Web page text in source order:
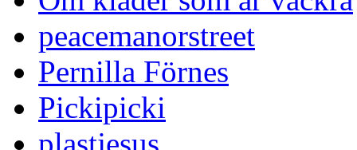
peacemanorstreet
Pernilla Förnes
Pickipicki